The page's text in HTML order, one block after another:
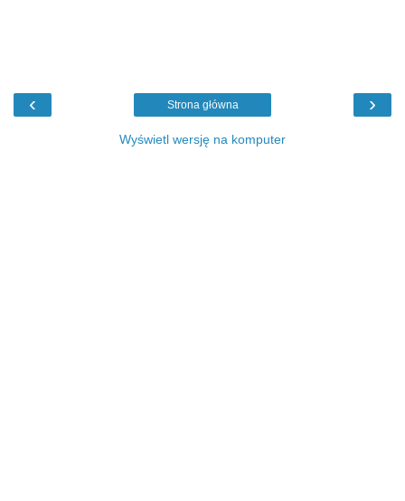
‹ ›
Strona główna
Wyświetl wersję na komputer